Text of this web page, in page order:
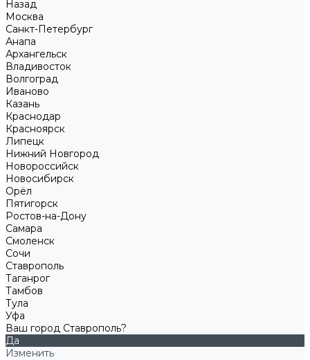
Назад
Москва
Санкт-Петербург
Анапа
Архангельск
Владивосток
Волгоград
Иваново
Казань
Краснодар
Красноярск
Липецк
Нижний Новгород
Новороссийск
Новосибирск
Орёл
Пятигорск
Ростов-на-Дону
Самара
Смоленск
Сочи
Ставрополь
Таганрог
Тамбов
Тула
Уфа
Ваш город Ставрополь?
Да
Изменить